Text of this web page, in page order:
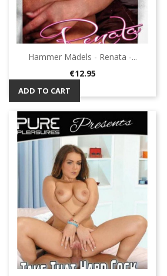
Hammer Mädels - Renata -...
Price
€12.95
ADD TO CART